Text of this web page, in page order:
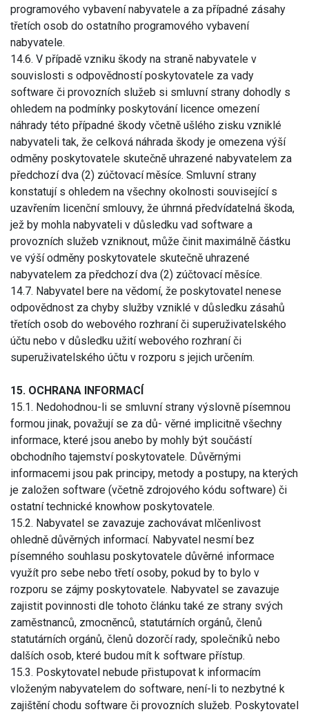
programového vybavení nabyvatele a za případné zásahy
třetích osob do ostatního programového vybavení
nabyvatele.
14.6. V případě vzniku škody na straně nabyvatele v
souvislosti s odpovědností poskytovatele za vady
software či provozních služeb si smluvní strany dohodly s
ohledem na podmínky poskytování licence omezení
náhrady této případné škody včetně ušlého zisku vzniklé
nabyvateli tak, že celková náhrada škody je omezena výší
odměny poskytovatele skutečně uhrazené nabyvatelem za
předchozí dva (2) zúčtovací měsíce. Smluvní strany
konstatují s ohledem na všechny okolnosti související s
uzavřením licenční smlouvy, že úhrnná předvídatelná škoda,
jež by mohla nabyvateli v důsledku vad software a
provozních služeb vzniknout, může činit maximálně částku
ve výší odměny poskytovatele skutečně uhrazené
nabyvatelem za předchozí dva (2) zúčtovací měsíce.
14.7. Nabyvatel bere na vědomí, že poskytovatel nenese
odpovědnost za chyby služby vzniklé v důsledku zásahů
třetích osob do webového rozhraní či superuživatelského
účtu nebo v důsledku užití webového rozhraní či
superuživatelského účtu v rozporu s jejich určením.
15. OCHRANA INFORMACÍ
15.1. Nedohodnou-li se smluvní strany výslovně písemnou
formou jinak, považují se za dů- věrné implicitně všechny
informace, které jsou anebo by mohly být součástí
obchodního tajemství poskytovatele. Důvěrnými
informacemi jsou pak principy, metody a postupy, na kterých
je založen software (včetně zdrojového kódu software) či
ostatní technické knowhow poskytovatele.
15.2. Nabyvatel se zavazuje zachovávat mlčenlivost
ohledně důvěrných informací. Nabyvatel nesmí bez
písemného souhlasu poskytovatele důvěrné informace
využít pro sebe nebo třetí osoby, pokud by to bylo v
rozporu se zájmy poskytovatele. Nabyvatel se zavazuje
zajistit povinnosti dle tohoto článku také ze strany svých
zaměstnanců, zmocněnců, statutárních orgánů, členů
statutárních orgánů, členů dozorčí rady, společníků nebo
dalších osob, které budou mít k software přístup.
15.3. Poskytovatel nebude přistupovat k informacím
vloženým nabyvatelem do software, není-li to nezbytné k
zajištění chodu software či provozních služeb. Poskytovatel